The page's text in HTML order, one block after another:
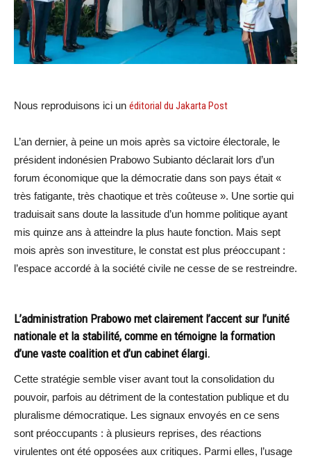
Nous reproduisons ici un éditorial du Jakarta Post
L’an dernier, à peine un mois après sa victoire électorale, le
président indonésien Prabowo Subianto déclarait lors d’un
forum économique que la démocratie dans son pays était «
très fatigante, très chaotique et très coûteuse ». Une sortie qui
traduisait sans doute la lassitude d’un homme politique ayant
mis quinze ans à atteindre la plus haute fonction. Mais sept
mois après son investiture, le constat est plus préoccupant :
l’espace accordé à la société civile ne cesse de se restreindre.
L’administration Prabowo met clairement l’accent sur l’unité
nationale et la stabilité, comme en témoigne la formation
d’une vaste coalition et d’un cabinet élargi.
Cette stratégie semble viser avant tout la consolidation du
pouvoir, parfois au détriment de la contestation publique et du
pluralisme démocratique. Les signaux envoyés en ce sens
sont préoccupants : à plusieurs reprises, des réactions
virulentes ont été opposées aux critiques. Parmi elles, l’usage